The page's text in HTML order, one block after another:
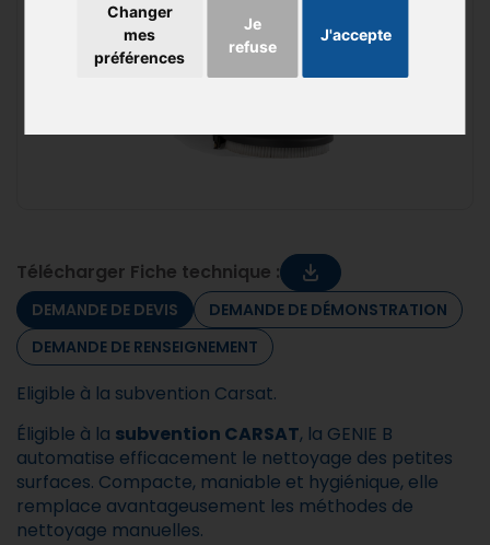
J'accepte
Je
refuse
Changer
mes
préférences
Télécharger Fiche technique :
DEMANDE DE DEVIS
DEMANDE DE DÉMONSTRATION
DEMANDE DE RENSEIGNEMENT
Eligible à la subvention Carsat.
Éligible à la subvention CARSAT, la GENIE B
automatise efficacement le nettoyage des petites
surfaces. Compacte, maniable et hygiénique, elle
remplace avantageusement les méthodes de
nettoyage manuelles.